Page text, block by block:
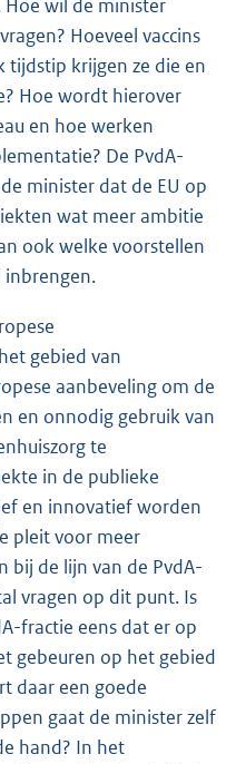
wil de minister
Hoeveel vaccins
tijdstip krijgen ze die en
Hoe wordt hierover
en hoe werken
De PvdA-
minister dat de EU op
wat meer ambitie
ook welke voorstellen
gebied van
aanbeveling om de
en onnodig gebruik van
te
in de publieke
en innovatief worden
pleit voor meer
bij de lijn van de PvdA-
vragen op dit punt. Is
fractie eens dat er op
gebeuren op het gebied
daar een goede
gaat de minister zelf
hand? In het